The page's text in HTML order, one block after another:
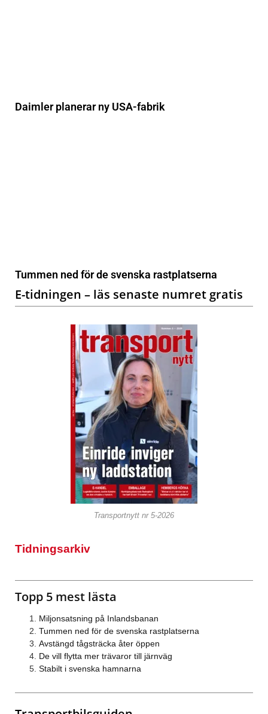
Daimler planerar ny USA-fabrik
Tummen ned för de svenska rastplatserna
E-tidningen – läs senaste numret gratis
Transportnytt nr 5-2026
Tidningsarkiv
Topp 5 mest lästa
Miljonsatsning på Inlandsbanan
Tummen ned för de svenska rastplatserna
Avstängd tågsträcka åter öppen
De vill flytta mer trävaror till järnväg
Stabilt i svenska hamnarna